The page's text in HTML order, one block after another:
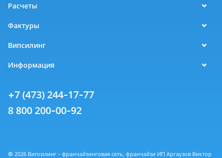
Расчеты
Фактуры
Випсилинг
Информация
+7 (473) 244-17-77
8 800 200-00-92
© 2026 Випсилинг - франчайзинговая сеть, франчайзи ИП Аргаузов Виктор